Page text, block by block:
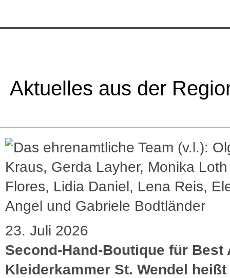
Aktuelles aus der
23. Juli 2026
Second-Hand-Boutique für Best
Kleiderkammer St. Wendel